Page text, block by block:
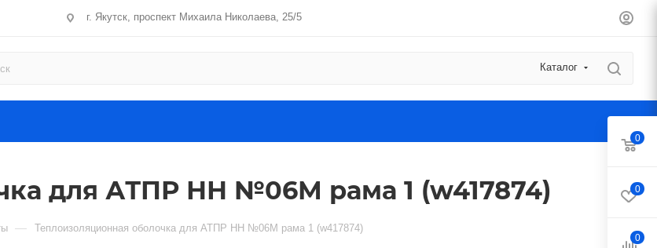
г. Якутск, проспект Михаила Николаева, 25/5
Каталог
для АТПР НН №06М рама 1 (w417874)
— Теплоизоляционная оболочка для АТПР НН №06М рама 1 (w417874)
0
0
0